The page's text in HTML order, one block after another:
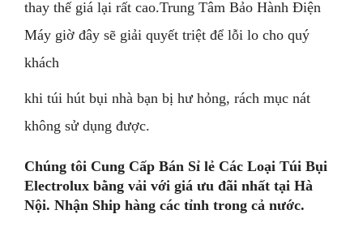
thay thế giá lại rất cao.Trung Tâm Bảo Hành Điện
Máy giờ đây sẽ giải quyết triệt để lỗi lo cho quý
khách
khi túi hút bụi nhà bạn bị hư hỏng, rách mục nát
không sử dụng được.
Chúng tôi Cung Cấp Bán Sỉ lẻ Các Loại Túi Bụi
Electrolux bằng vải với giá ưu đãi nhất tại Hà
Nội. Nhận Ship hàng các tỉnh trong cả nước.